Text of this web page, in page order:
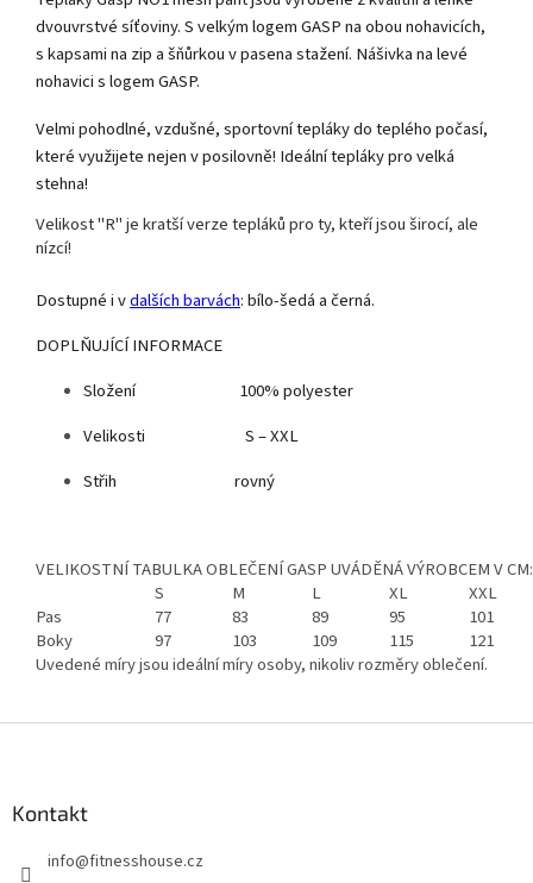
dvouvrstvé síťoviny. S velkým logem GASP na obou nohavicích,
s kapsami na zip a šňůrkou v pasena stažení. Nášivka na levé
nohavici s logem GASP.
Velmi pohodlné, vzdušné, sportovní tepláky do teplého počasí,
které využijete nejen v posilovně! Ideální tepláky pro velká
stehna!
Velikost "R" je kratší verze tepláků pro ty, kteří jsou širocí, ale
nízcí!
Dostupné i vdalších barvách: bílo-šedá a černá.
DOPLŇUJÍCÍ INFORMACE
Složení 100% polyester
Velikosti S – XXL
Střih rovný
VELIKOSTNÍ TABULKA OBLEČENÍ GASP UVÁDĚNÁ VÝROBCEM V CM:
S
M L XL
XXL
Pas
77 83 89 95
101
Boky
97 103 109 115
121
Uvedené míry jsou ideální míry osoby, nikoliv rozměry oblečení.
Kontakt
info@fitnesshouse.cz